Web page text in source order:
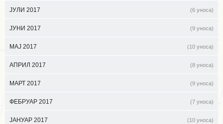
ЈУЛИ 2017 (6 уноса)
ЈУНИ 2017 (9 уноса)
МАЈ 2017 (10 уноса)
АПРИЛ 2017 (8 уноса)
МАРТ 2017 (9 уноса)
ФЕБРУАР 2017 (7 уноса)
ЈАНУАР 2017 (10 уноса)